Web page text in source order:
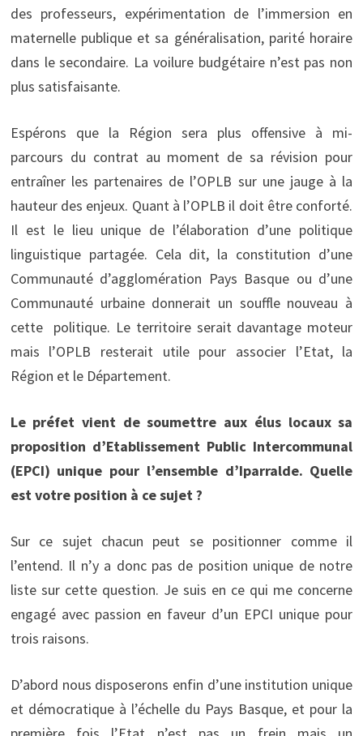
des professeurs, expérimentation de l’immersion en
maternelle publique et sa généralisation, parité horaire
dans le secondaire. La voilure budgétaire n’est pas non
plus satisfaisante.
Espérons que la Région sera plus offensive à mi-
parcours du contrat au moment de sa révision pour
entraîner les partenaires de l’OPLB sur une jauge à la
hauteur des enjeux. Quant à l’OPLB il doit être conforté.
Il est le lieu unique de l’élaboration d’une politique
linguistique partagée. Cela dit, la constitution d’une
Communauté d’agglomération Pays Basque ou d’une
Communauté urbaine donnerait un souffle nouveau à
cette politique. Le territoire serait davantage moteur
mais l’OPLB resterait utile pour associer l’Etat, la
Région et le Département.
Le préfet vient de soumettre aux élus locaux sa
proposition d’Etablissement Public Intercommunal
(EPCI) unique pour l’ensemble d’Iparralde. Quelle
est votre position à ce sujet ?
Sur ce sujet chacun peut se positionner comme il
l’entend. Il n’y a donc pas de position unique de notre
liste sur cette question. Je suis en ce qui me concerne
engagé avec passion en faveur d’un EPCI unique pour
trois raisons.
D’abord nous disposerons enfin d’une institution unique
et démocratique à l’échelle du Pays Basque, et pour la